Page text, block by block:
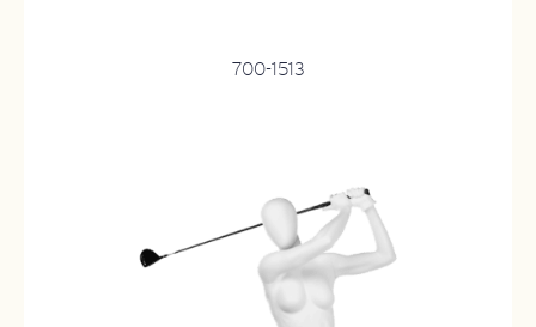
700-1513